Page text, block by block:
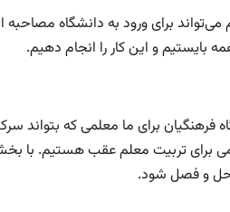
برای ورود به دانشگاه مصاحبه
بایستیم و این کار را انجام دهیم.
فرهنگیان برای ما معلمی که بتواند
مشکلاتی دارد و حداقل ۱۵۰ هزار ظرفیت معلمی برای تربیت معلم عقب
حل و فصل شود.